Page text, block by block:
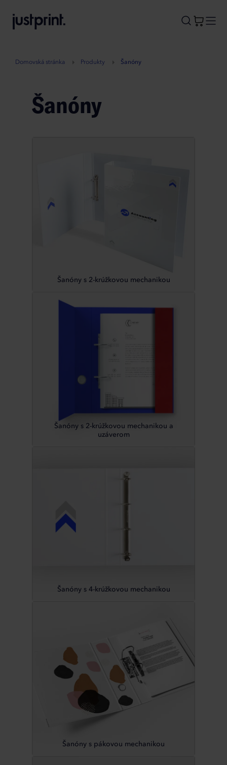
A
Domovská stránka Produkty Šanóny
Šanóny
Šanóny s 2-krúžkovou mechanikou
Šanóny s 2-krúžkovou mechanikou a
uzáverom
Šanóny s 4-krúžkovou mechanikou
Šanóny s pákovou mechanikou